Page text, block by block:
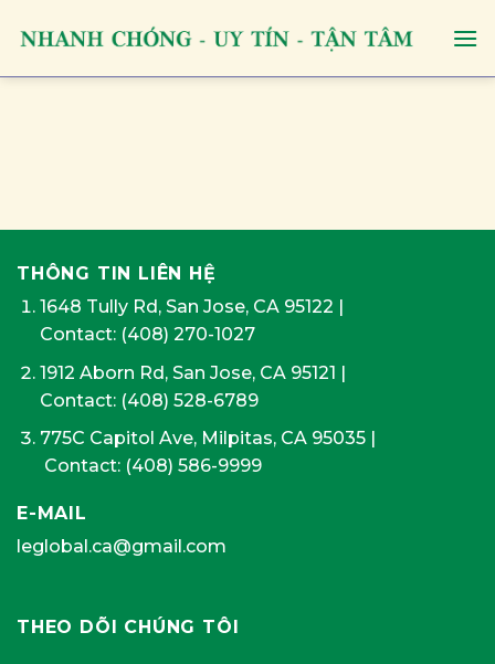
THÔNG TIN LIÊN HỆ
1648 Tully Rd, San Jose, CA 95122 |
Contact: (408) 270-1027
1912 Aborn Rd, San Jose, CA 95121 |
Contact: (408) 528-6789
775C Capitol Ave, Milpitas, CA 95035|
Contact: (408) 586-9999
E-MAIL
leglobal.ca@gmail.com
THEO DÕI CHÚNG TÔI